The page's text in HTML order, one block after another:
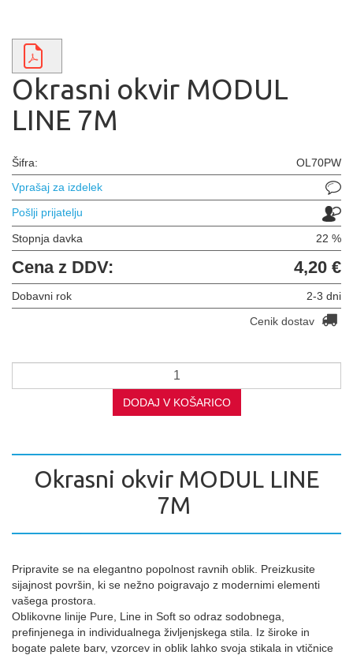
Okrasni okvir MODUL
LINE 7M
Šifra:
OL70PW
Vprašaj za izdelek
Pošlji prijatelju
Stopnja davka 22 %
Cena z DDV: 4,20 €
Dobavni rok
2-3 dni
Cenik dostav
DODAJ V KOŠARICO
Okrasni okvir MODUL LINE
7M
Pripravite se na elegantno popolnost ravnih oblik. Preizkusite
sijajnost površin, ki se nežno poigravajo z modernimi elementi
vašega prostora.
Oblikovne linije Pure, Line in Soft so odraz sodobnega,
prefinjenega in individualnega življenjskega stila. Iz široke in
bogate palete barv, vzorcev in oblik lahko svoja stikala in vtičnice